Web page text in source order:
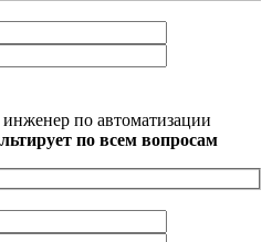
по автоматизации
по всем вопросам